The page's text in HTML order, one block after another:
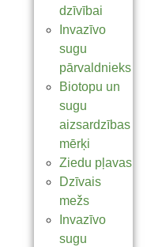
dzīvībai
Invazīvo
sugu
pārvaldnieks
Biotopu un
sugu
aizsardzības
mērķi
Ziedu pļavas
Dzīvais
mežs
Invazīvo
sugu